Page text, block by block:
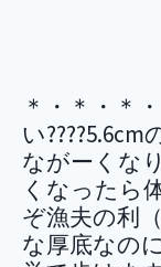
＊・＊・＊
い
ながーくな
くなったら
ぞ漁夫の利
な厚底なの